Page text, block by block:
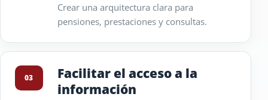
Crear una arquitectura clara para
pensiones, prestaciones y consultas.
03
Facilitar el acceso a la
información